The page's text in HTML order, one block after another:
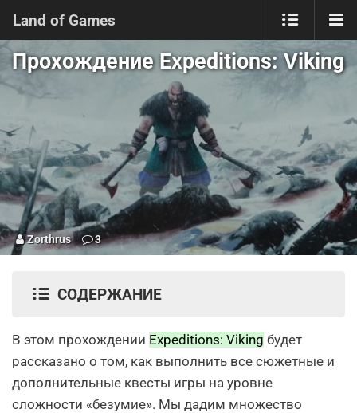
Land of Games
Прохождение Expeditions: Viking
Zorthrus 3
СОДЕРЖАНИЕ
В этом прохождении Expeditions: Viking будет
рассказано о том, как выполнить все сюжетные и
дополнительные квесты игры на уровне
сложности «безумие». Мы дадим множество